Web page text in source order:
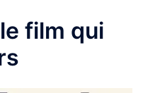
film qui